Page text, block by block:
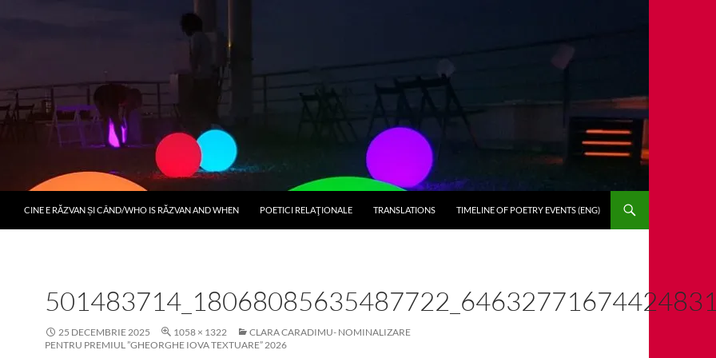
CINE E RĂZVAN ȘI CÂND/WHO IS RĂZVAN AND WHEN POETICI RELAŢIONALE TRANSLATIONS TIMELINE OF POETRY EVENTS (ENG)
25 DECEMBRIE 2025 1058 × 1322
CLARA CARADIMU- NOMINALIZARE
PENTRU PREMIUL ”GHEORGHE IOVA TEXTUARE” 2026